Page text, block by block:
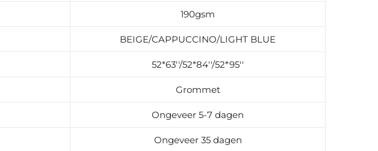
190gsm
BEIGE/CAPPUCCINO/LIGHT BLUE
52*63''/52*84''/52*95''
Grommet
Ongeveer 5-7 dagen
Ongeveer 35 dagen